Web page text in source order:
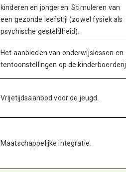
kinderen en jongeren. Stimuleren van
een gezonde leefstijl (zowel fysiek als
psychische gesteldheid).
Het aanbieden van onderwijslessen en
tentoonstellingen op de kinderboerderij.
Vrijetijdsaanbod voor de jeugd.
Maatschappelijke integratie.